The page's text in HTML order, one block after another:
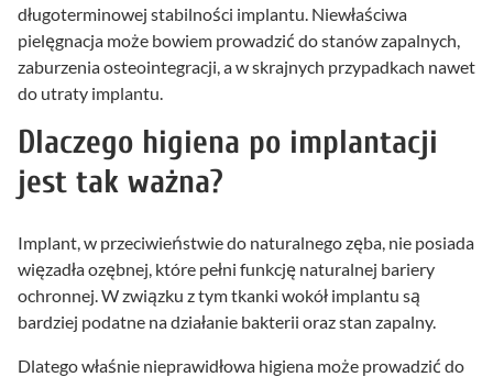
długoterminowej stabilności implantu. Niewłaściwa
pielęgnacja może bowiem prowadzić do stanów zapalnych,
zaburzenia osteointegracji, a w skrajnych przypadkach nawet
do utraty implantu.
Dlaczego higiena po implantacji
jest tak ważna?
Implant, w przeciwieństwie do naturalnego zęba, nie posiada
więzadła ozębnej, które pełni funkcję naturalnej bariery
ochronnej. W związku z tym tkanki wokół implantu są
bardziej podatne na działanie bakterii oraz stan zapalny.
Dlatego właśnie nieprawidłowa higiena może prowadzić do